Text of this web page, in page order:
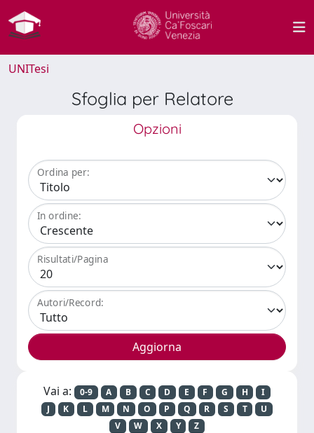
UNITesi
Sfoglia per Relatore
Opzioni
Ordina per:
In ordine:
Risultati/Pagina
Autori/Record:
Vai a: 0-9 A B C D E F G H
I
J
K L M N O P Q R S T
U
V
W X Y Z